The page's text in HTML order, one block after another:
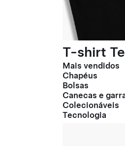
T-shirt
Mais vendidos
Chapéus
Bolsas
Canecas e
Colecionáveis
Tecnologia